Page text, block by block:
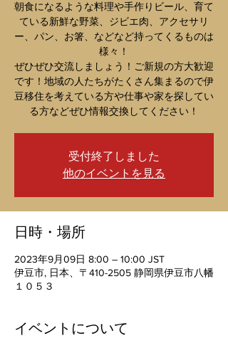
朝食になるような料理や手作りビール、育て
ている新鮮な野菜、ジビエ肉、アクセサリ
ー、パン、お箸、などなど持ってくるものは
様々！
ぜひぜひ交流しましょう！ご新規の方大歓迎
です！地域の人たちがたくさん集まるので伊
豆移住を考えている方や仕事や家を探してい
る方などぜひ情報交換してください！
受付終了しました
他のイベントを見る
日時・場所
2023年9月09日 8:00 – 10:00 JST
伊豆市, 日本、〒410-2505 静岡県伊豆市八幡
１０５３
イベントについて